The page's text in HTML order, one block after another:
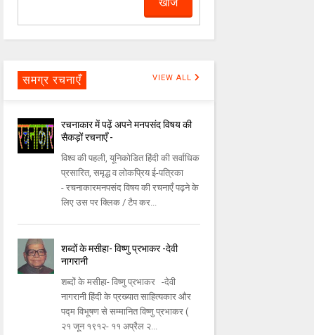
समग्र रचनाएँ VIEW ALL
रचनाकार में पढ़ें अपने मनपसंद विषय की
सैकड़ों रचनाएँ -
विश्व की पहली, यूनिकोडित हिंदी की सर्वाधिक
प्रसारित, समृद्ध व लोकप्रिय ई-पत्रिका
- रचनाकारमनपसंद विषय की रचनाएँ पढ़ने के
लिए उस पर क्लिक / टैप कर...
शब्दों के मसीहा- विष्णु प्रभाकर -देवी
नागरानी
शब्दों के मसीहा- विष्णु प्रभाकर -देवी
नागरानी हिंदी के प्रख्यात साहित्यकार और
पद्म विभूषण से सम्मानित विष्णु प्रभाकर (
२१ जून १९१२- ११ अप्रैल २...